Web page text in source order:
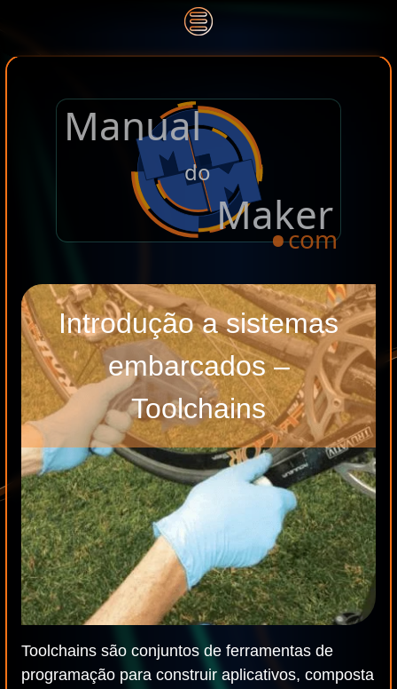
Manual
do
Maker
.com
Introdução a sistemas
embarcados –
Toolchains
Toolchains são conjuntos de ferramentas de
programação para construir aplicativos, composta